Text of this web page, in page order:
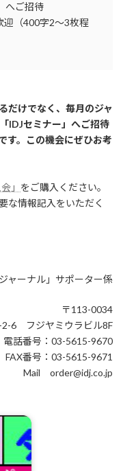
へご招待
迎（400字2～3枚程
だけでなく、毎月のジャ
IDJセミナー」へご招待
す。この機会にぜひお考
」 をご購入ください。
な情報記入をいただく
ャーナル」サポーター係
〒113-0034
2-6 フジヤミウラビル8F
電話番号：03-5615-9670
FAX番号：03-5615-9671
Mail order@idj.co.jp